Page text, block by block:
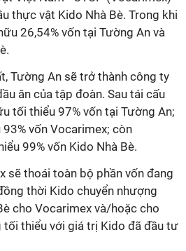
thực vật Kido Nhà Bè. Trong khi
26,54% vốn tại Tường An và
Tường An sẽ trở thành công ty
ăn của tập đoàn. Sau tái cấu
tối thiểu 97% vốn tại Tường An;
vốn Vocarimex; còn
99% vốn Kido Nhà Bè.
sẽ thoái toàn bộ phần vốn đang
thời Kido chuyển nhượng
cho Vocarimex và/hoặc cho
tối thiểu với giá trị Kido đã đầu tư